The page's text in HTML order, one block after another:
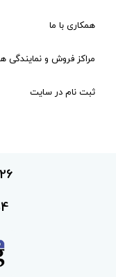
همکاری با ما
مراکز فروش و نمایندگی
ثبت نام در سایت